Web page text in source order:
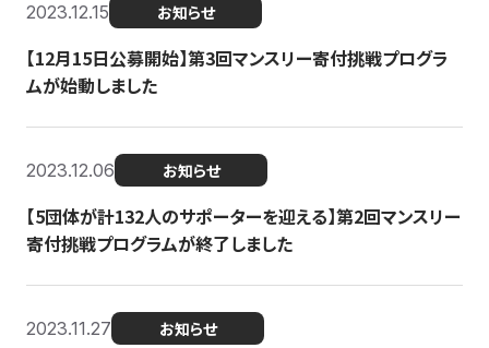
2023.12.15 お知らせ
【12月15日公募開始】第3回マンスリー寄付挑戦プログラ
ムが始動しました
2023.12.06 お知らせ
【5団体が計132人のサポーターを迎える】第2回マンスリー
寄付挑戦プログラムが終了しました
2023.11.27 お知らせ